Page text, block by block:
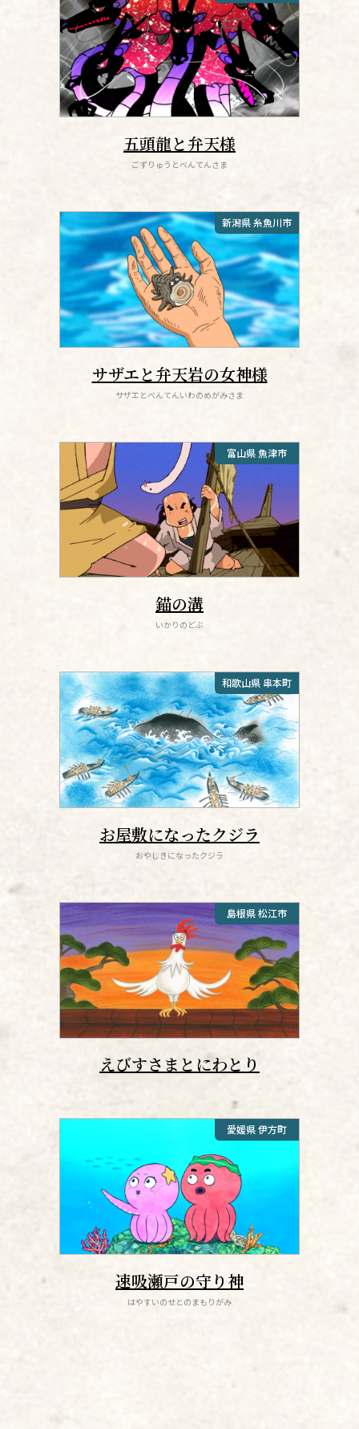
五頭龍と弁天様
ごずりゅうとべんてんさま
新潟県 糸魚川市
サザエと弁天岩の女神様
サザエとべんてんいわのめがみさま
富山県 魚津市
錨の溝
いかりのどぶ
和歌山県 串本町
お屋敷になったクジラ
おやしきになったクジラ
島根県 松江市
えびすさまとにわとり
愛媛県 伊方町
速吸瀬戸の守り神
はやすいのせとのまもりがみ